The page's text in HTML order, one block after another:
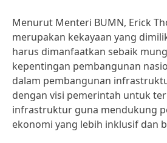
Menurut Menteri BUMN, Erick
merupakan kekayaan yang
harus dimanfaatkan sebaik
kepentingan pembangunan
dalam pembangunan
dengan visi pemerintah untuk
infrastruktur guna mendukung
ekonomi yang lebih inklusif dan